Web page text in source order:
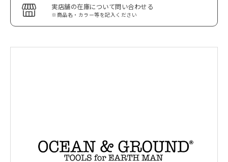
実店舗の在庫について問い合わせる
※商品名・カラー等を記入ください